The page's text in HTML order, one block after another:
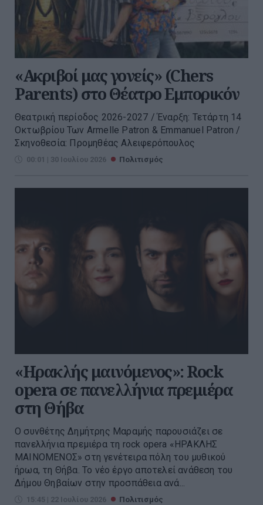
«Ακριβοί μας γονείς» (Chers
Parents) στο Θέατρο Εμπορικόν
Θεατρική περίοδος 2026-2027 / Έναρξη: Τετάρτη 14
Οκτωβρίου Των Armelle Patron & Emmanuel Patron /
Σκηνοθεσία: Προμηθέας Αλειφερόπουλος
00:01 | 30 Ιουλίου 2026 Πολιτισμός
«Ηρακλής μαινόμενος»: Rock
opera σε πανελλήνια πρεμιέρα
στη Θήβα
Ο συνθέτης Δημήτρης Μαραμής παρουσιάζει σε
πανελλήνια πρεμιέρα τη rock opera «ΗΡΑΚΛΗΣ
ΜΑΙΝΟΜΕΝΟΣ» στη γενέτειρα πόλη του μυθικού
ήρωα, τη Θήβα. Το νέο έργο αποτελεί ανάθεση του
Δήμου Θηβαίων στην προσπάθεια ανά...
15:45 | 22 Ιουλίου 2026 Πολιτισμός